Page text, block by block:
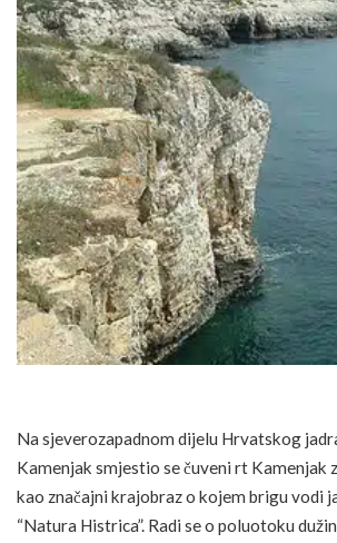
Na sjeverozapadnom dijelu Hrvatskog
Kamenjak smjestio se čuveni rt Kamenjak
kao značajni krajobraz o kojem brigu vodi
“Natura Histrica”. Radi se o poluotoku